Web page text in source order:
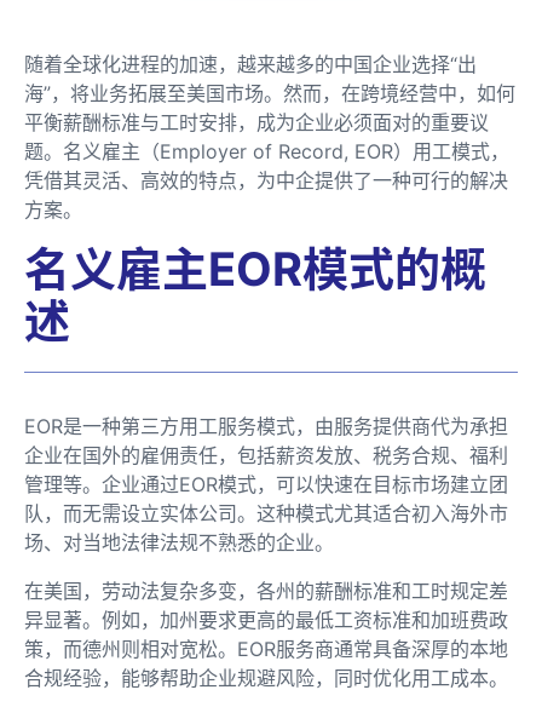
随着全球化进程的加速，越来越多的中国企业选择“出
海”，将业务拓展至美国市场。然而，在跨境经营中，如何
平衡薪酬标准与工时安排，成为企业必须面对的重要议
题。名义雇主（Employer of Record, EOR）用工模式，
凭借其灵活、高效的特点，为中企提供了一种可行的解决
方案。
名义雇主EOR模式的概
述
EOR是一种第三方用工服务模式，由服务提供商代为承担
企业在国外的雇佣责任，包括薪资发放、税务合规、福利
管理等。企业通过EOR模式，可以快速在目标市场建立团
队，而无需设立实体公司。这种模式尤其适合初入海外市
场、对当地法律法规不熟悉的企业。
在美国，劳动法复杂多变，各州的薪酬标准和工时规定差
异显著。例如，加州要求更高的最低工资标准和加班费政
策，而德州则相对宽松。EOR服务商通常具备深厚的本地
合规经验，能够帮助企业规避风险，同时优化用工成本。